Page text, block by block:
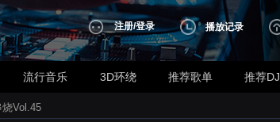
注册/登录 播放记录
流行音乐 3D环绕 推荐歌单 推荐DJ
Vol.45